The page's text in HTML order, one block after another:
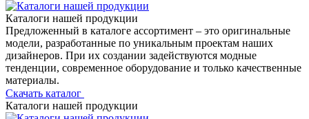
Каталоги нашей продукции
Предложенный в каталоге ассортимент – это оригинальные
модели, разработанные по уникальным проектам наших
дизайнеров. При их создании задействуются модные
тенденции, современное оборудование и только качественные
материалы.
Скачать каталог
Каталоги нашей продукции